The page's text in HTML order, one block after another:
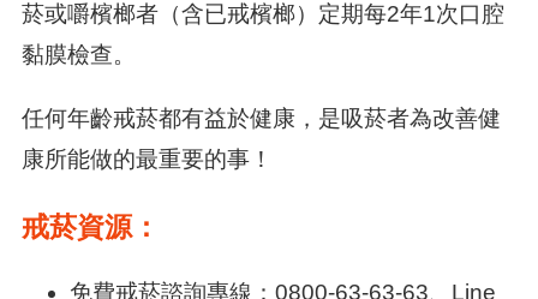
菸或嚼檳榔者（含已戒檳榔）定期每2年1次口腔
黏膜檢查。
任何年齡戒菸都有益於健康，是吸菸者為改善健
康所能做的最重要的事！
戒菸資源：
免費戒菸諮詢專線：0800-63-63-63、Line